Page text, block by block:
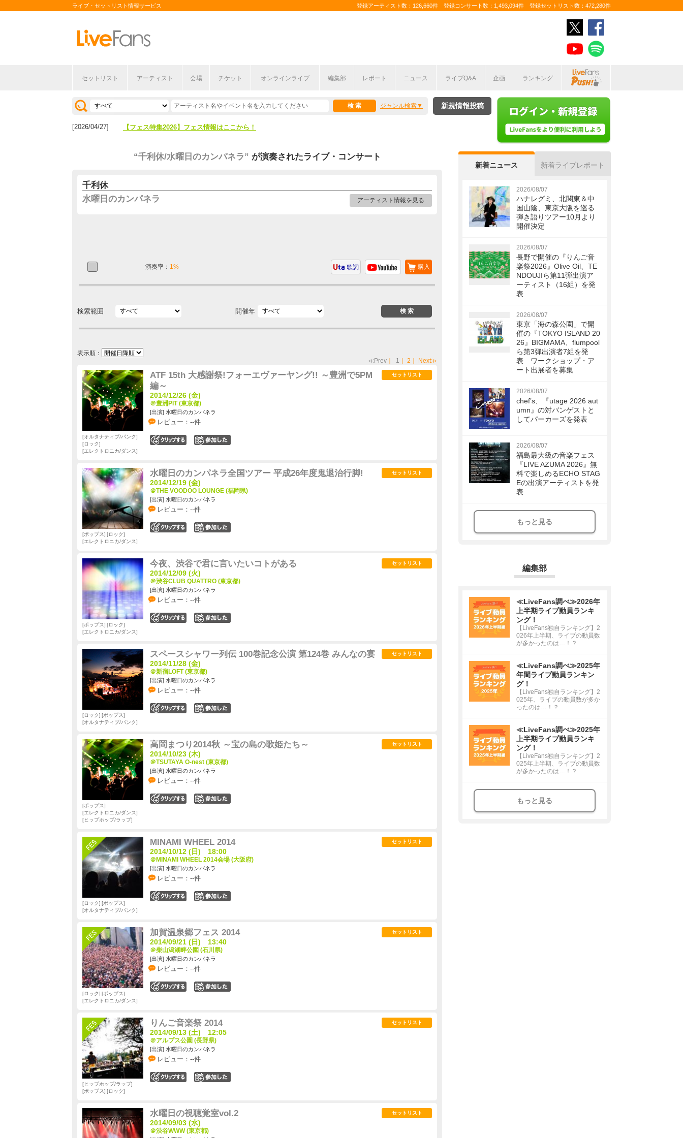
ライブ・セットリスト情報サービス 登録アーティスト数：126,660件 登録コンサート数：1,493,094件 登録セットリスト数：472,280件
セットリスト アーティスト 会場 チケット オンラインライブ 編集部 レポート ニュース ライブQ&A 企画 ランキング
ジャンル検索
[2026/07/28] 【ライブ動員ランキング】2026年上半期編発表！
[2026/04/27] 【フェス特集2026】フェス情報はここから！
新規情報投稿
“千利休/水曜日のカンパネラ” が演奏されたライブ・コンサート
千利休
水曜日のカンパネラ
アーティスト情報を見る
演奏率： 1% 購入
歌詞
検索範囲 開催年
表示順：
≪Prev ｜ 1 ｜ 2 ｜ Next≫
ATF 15th 大感謝祭!フォーエヴァーヤング!! ～豊洲で5PM
編～
2014/12/26 (金)
＠豊洲PIT (東京都)
[出演] 水曜日のカンパネラ
レビュー：--件
セットリスト
オルタナティブ/パンク
ロック
エレクトロニカ/ダンス
水曜日のカンパネラ全国ツアー 平成26年度鬼退治行脚!
2014/12/19 (金)
＠THE VOODOO LOUNGE (福岡県)
[出演] 水曜日のカンパネラ
レビュー：--件
セットリスト
ポップス
ロック
エレクトロニカ/ダンス
今夜、渋谷で君に言いたいコトがある
2014/12/09 (火)
＠渋谷CLUB QUATTRO (東京都)
[出演] 水曜日のカンパネラ
レビュー：--件
セットリスト
ポップス
ロック
エレクトロニカ/ダンス
スペースシャワー列伝 100巻記念公演 第124巻 みんなの宴
2014/11/28 (金)
＠新宿LOFT (東京都)
[出演] 水曜日のカンパネラ
レビュー：--件
セットリスト
ロック
ポップス
オルタナティブ/パンク
高岡まつり2014秋 ～宝の島の歌姫たち～
2014/10/23 (木)
＠TSUTAYA O-nest (東京都)
[出演] 水曜日のカンパネラ
レビュー：--件
セットリスト
ポップス
エレクトロニカ/ダンス
ヒップホップ/ラップ
MINAMI WHEEL 2014
2014/10/12 (日) 18:00
＠MINAMI WHEEL 2014会場 (大阪府)
[出演] 水曜日のカンパネラ
レビュー：--件
セットリスト
ロック
ポップス
オルタナティブ/パンク
加賀温泉郷フェス 2014
2014/09/21 (日) 13:40
＠柴山潟湖畔公園 (石川県)
[出演] 水曜日のカンパネラ
レビュー：--件
セットリスト
ロック
ポップス
エレクトロニカ/ダンス
りんご音楽祭 2014
2014/09/13 (土) 12:05
＠アルプス公園 (長野県)
[出演] 水曜日のカンパネラ
レビュー：--件
セットリスト
ヒップホップ/ラップ
ポップス
ロック
水曜日の視聴覚室vol.2
2014/09/03 (水)
＠渋谷WWW (東京都)
セットリスト
新着ニュース 新着ライブレポート
2026/08/07
ハナレグミ、北関東＆中
国山陰、東京大阪を巡る
弾き語りツアー10月より
開催決定
2026/08/07
長野で開催の『りんご音
楽祭2026』Olive Oil、TE
NDOUJIら第11弾出演ア
ーティスト（16組）を発
表
2026/08/07
東京「海の森公園」で開
催の『TOKYO ISLAND 20
26』BIGMAMA、flumpool
ら第3弾出演者7組を発
表 ワークショップ・ア
ート出展者を募集
2026/08/07
chef’s、『utage 2026 aut
umn』の対バンゲストと
してパーカーズを発表
2026/08/07
福島最大級の音楽フェス
『LIVE AZUMA 2026』無
料で楽しめるECHO STAG
Eの出演アーティストを発
表
もっと見る
編集部
≪LiveFans調べ≫2026年
上半期ライブ動員ランキ
ング！
【LiveFans独自ランキング】2
026年上半期、ライブの動員数
が多かったのは…！？
≪LiveFans調べ≫2025年
年間ライブ動員ランキン
グ！
【LiveFans独自ランキング】2
025年、ライブの動員数が多か
ったのは…！？
≪LiveFans調べ≫2025年
上半期ライブ動員ランキ
ング！
【LiveFans独自ランキング】2
025年上半期、ライブの動員数
が多かったのは…！？
もっと見る